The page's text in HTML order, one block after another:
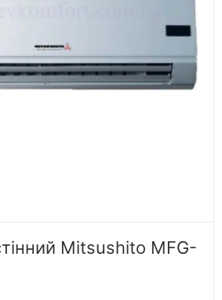
Mitsushito MFG-